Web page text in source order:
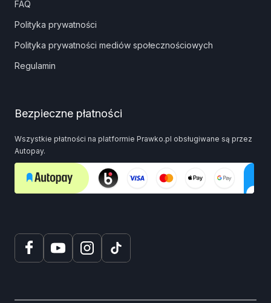
FAQ
Polityka prywatności
Polityka prywatności mediów społecznościowych
Regulamin
Bezpieczne płatności
Wszystkie płatności na platformie Prawko.pl obsługiwane są przez
Autopay.